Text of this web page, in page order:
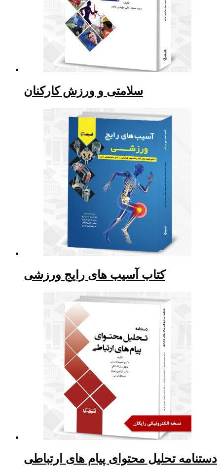
سلامتی و ورزش کارکنان
کتاب آسیب های رایج ورزشی
دستنامه تحلیل محتوای پیام های ارتباطی